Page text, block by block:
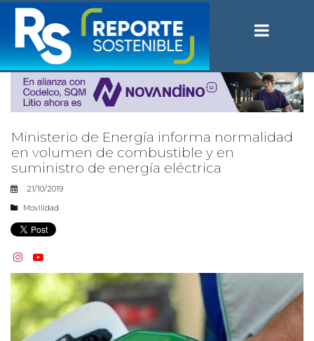
Ministerio de Energía informa normalidad
en volumen de combustible y en
suministro de energía eléctrica
21/10/2019
Movilidad
 